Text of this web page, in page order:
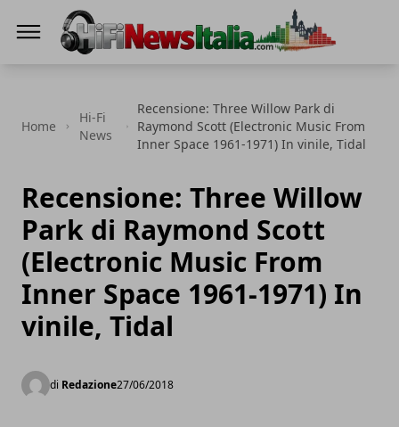
Home
Hi-Fi
News
Recensione: Three Willow Park di
Raymond Scott (Electronic Music From
Inner Space 1961-1971) In vinile, Tidal
Recensione: Three Willow
Park di Raymond Scott
(Electronic Music From
Inner Space 1961-1971) In
vinile, Tidal
di Redazione27/06/2018